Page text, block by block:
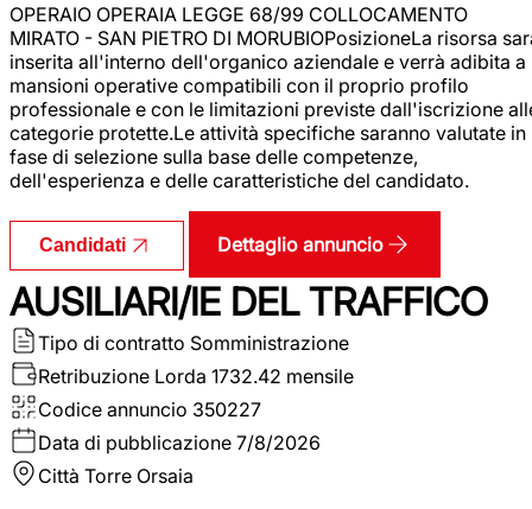
OPERAIO OPERAIA LEGGE 68/99 COLLOCAMENTO
MIRATO - SAN PIETRO DI MORUBIOPosizioneLa risorsa
inserita all'interno dell'organico aziendale e verrà adibita a
mansioni operative compatibili con il proprio profilo
professionale e con le limitazioni previste dall'iscrizione
categorie protette.Le attività specifiche saranno valutate in
fase di selezione sulla base delle competenze,
dell'esperienza e delle caratteristiche del candidato.
Candidati Dettaglio annuncio
AUSILIARI/IE DEL TRAFFICO
Tipo di contratto Somministrazione
Retribuzione Lorda 1732.42 mensile
Codice annuncio 350227
Data di pubblicazione 7/8/2026
Città Torre Orsaia